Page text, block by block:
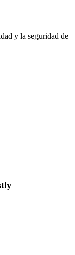
y la seguridad de